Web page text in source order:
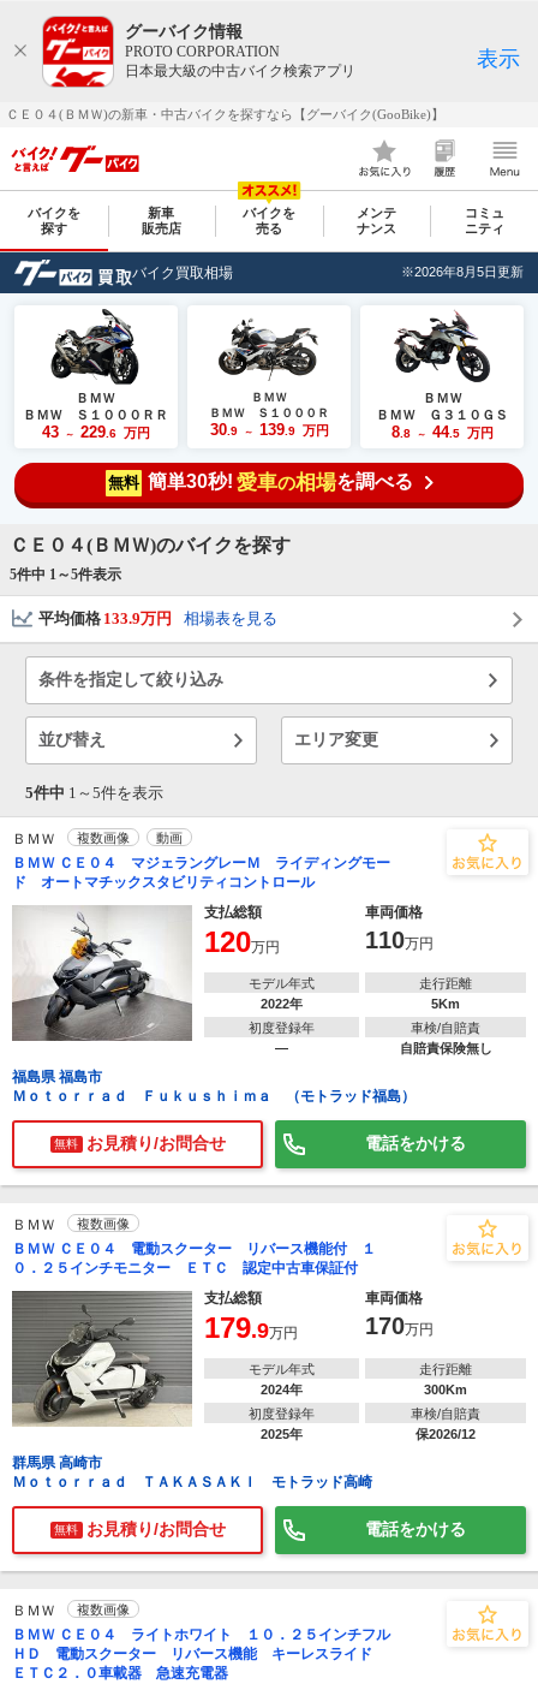
グーバイク情報
PROTO CORPORATION
日本最大級の中古バイク検索アプリ
表示
ＣＥ０４(ＢＭＷ)の新車・中古バイクを探すなら【グーバイク(GooBike)】
バイクを
探す
新車
販売店
バイクを
売る
メンテ
ナンス
コミュ
ニティ
バイク買取相場 ※2026年8月5日更新
ＢＭＷ
ＢＭＷ Ｓ１０００ＲＲ
43 ～ 229.6 万円
ＢＭＷ
ＢＭＷ Ｓ１０００Ｒ
30.9 ～ 139.9 万円
ＢＭＷ
ＢＭＷ Ｇ３１０ＧＳ
8.8 ～ 44.5 万円
無料 簡単30秒! 愛車の相場を調べる
ＣＥ０４(ＢＭＷ)のバイクを探す
5件中 1～5件表示
平均価格 133.9万円 相場表を見る
条件を指定して絞り込み
並び替え エリア変更
5件中 1～ 5件を表示
ＢＭＷ 複数画像 動画
ＢＭＷ ＣＥ０４ マジェラングレーＭ ライディングモー
ド オートマチックスタビリティコントロール
支払総額
車両価格
120万円 110万円
モデル年式
2022年
走行距離
5Km
初度登録年
―
車検/自賠責
自賠責保険無し
福島県 福島市
Ｍｏｔｏｒｒａｄ Ｆｕｋｕｓｈｉｍａ （モトラッド福島）
無料 お見積り/お問合せ 電話をかける
ＢＭＷ 複数画像
ＢＭＷ ＣＥ０４ 電動スクーター リバース機能付 １
０．２５インチモニター ＥＴＣ 認定中古車保証付
支払総額
車両価格
179.9万円 170万円
モデル年式
2024年
走行距離
300Km
初度登録年
2025年
車検/自賠責
保2026/12
群馬県 高崎市
Ｍｏｔｏｒｒａｄ ＴＡＫＡＳＡＫＩ モトラッド高崎
無料 お見積り/お問合せ 電話をかける
ＢＭＷ 複数画像
ＢＭＷ ＣＥ０４ ライトホワイト １０．２５インチフル
ＨＤ 電動スクーター リバース機能 キーレスライド
ＥＴＣ２．０車載器 急速充電器